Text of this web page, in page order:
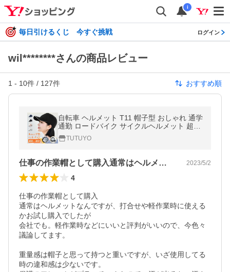
i
毎日引けるくじ 今すぐ挑戦 ログイン
wil********さんの商品レビュー
1 - 10件 / 127件 おすすめ順
自転車 ヘルメット T11 帽子型 おしゃれ 通学
通勤 ロードバイク サイクルヘルメット 超軽
量 通気性 義務化耐衝撃 男女兼用 野球帽スタ
イル サイズ調整可能
TUTUYO
仕事の作業帽として購入通常はヘルメット… 2023/5/2
4
仕事の作業帽として購入
通常はヘルメットなんですが、打合せや軽作業時に使える
かお試し購入でしたが
会社でも。軽作業時などにいいと評判がいいので、今色々
議論してます。
重量感は帽子と思って持つと重いですが、いざ使用してる
時の違和感は少ないです。